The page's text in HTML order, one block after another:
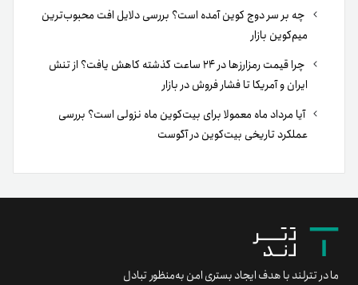
چه بر سر دوج کوین آمده است؟ بررسی دلایل افت محبوب‌ترین
میم‌کوین بازار
چرا قیمت رمزارزها در ۲۴ ساعت گذشته کاهش یافت؟ از تنش
ایران و آمریکا تا فشار فروش در بازار
آیا مرداد ماه معمولا برای بیت‌کوین ماه نزولی است؟ بررسی
عملکرد تاریخی بیت‌کوین در آگوست
ما در تترلند با هدف ایجاد بستری امن به‌منظور تبادل